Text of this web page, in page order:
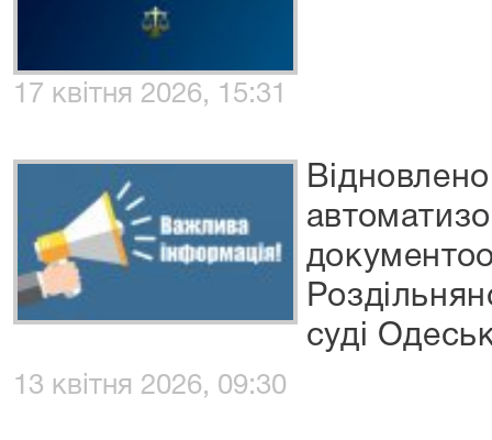
17 квітня 2026, 15:31
суді
13 квітня 2026, 09:30